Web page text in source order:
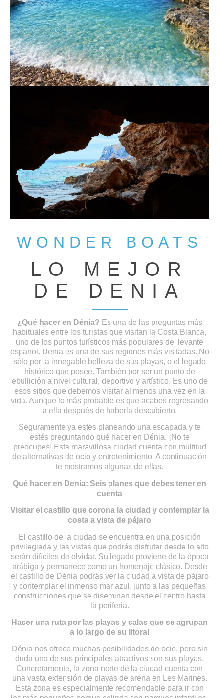
WONDER BOATS
LO MEJOR
DE DENIA
¿Qué hacer en Dénia? Es una de las preguntas más
habituales entre los turistas que visitan la Costa Blanca,
uno de los puntos turísticos más populares del levante
español. Denia es una de sus regiones más visitadas. No
sólo por la innegable belleza de sus playas, o el legado
histórico que posee. También por ser un punto de
ebullición a nivel cultural, deportivo y artístico. Es uno de
esos sitios que debemos visitar al menos una vez en la
vida. Aunque lo más probable es que acabes regresando
a ella después de haberla descubierto.
Seguramente ya estés planeando una escapada y te
estés preguntando qué hacer en Dénia. ¡No te
preocupes! Esta maravillosa ciudad cuenta con multitud
de alternativas de ocio y entretenimiento. A continuación
te mostramos algunas de ellas.
Qué hacer en Denia: Seis planes que debes tener en
cuenta
Visitar el castillo que corona la ciudad y contemplar la
costa a vista de pájaro
El castillo de la ciudad se encuentra en una posición
privilegiada y las vistas que podrás disfrutar desde lo alto
serán difíciles de olvidar. Su legado proviene de la época
arábiga y permanece como un homenaje clásico. Desde
el castillo de Dénia podrás ver la ciudad a vista de pájaro
y contemplar el inmenso mar azul, junto a las pequeñas
construcciones que se diseminan desde el centro hasta
la periferia.
Hacer una ruta por las playas y calas que se agrupan
a lo largo de su litoral
Dénia nos ofrece muchas posibilidades de ocio, pero sin
duda uno de sus principales atractivos son sus playas.
Concretamente, la zona norte de la ciudad cuenta con
una vasta extensión de playas de arena en Les Marines.
Esta zona es especialmente recomendable para ir con